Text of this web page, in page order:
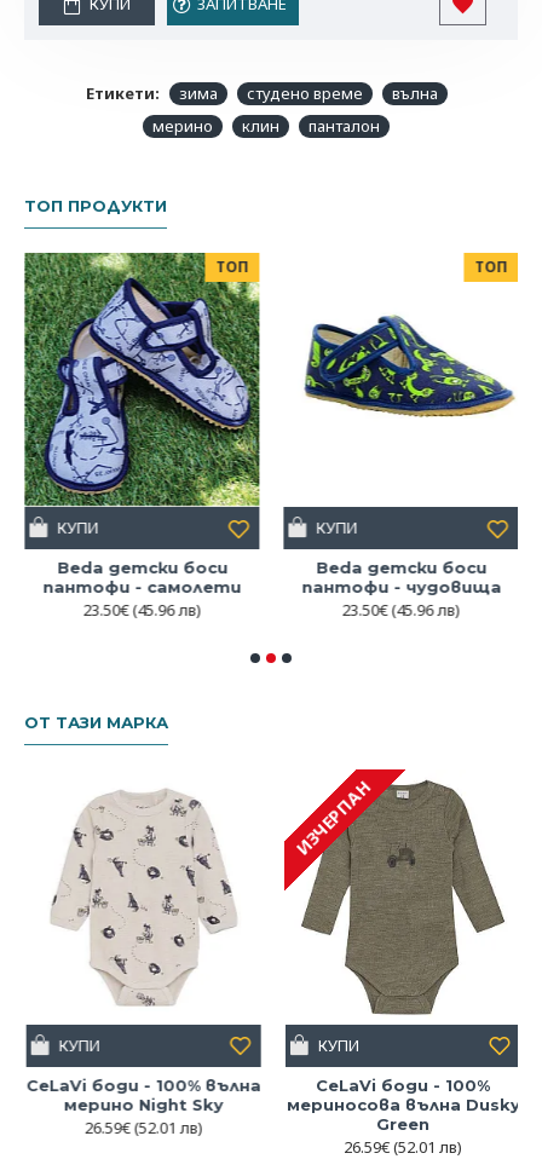
Етикети: зима студено време
вълна
мерино
клин панталон
ТОП ПРОДУКТИ
ТОП
Beda детски боси
пантофи - самолети
23.50€(45.96 лв)
КУПИ
ТОП
Beda детски боси
пантофи - чудовища
23.50€(45.96 лв)
КУПИ
ОТ ТАЗИ МАРКА
CeLaVi боди - 100% вълна
мерино Night Sky
26.59€(52.01 лв)
КУПИ
ИЗЧЕРПАН
CeLaVi боди - 100%
мериносова вълна Dusky
Green
26.59€(52.01 лв)
КУПИ